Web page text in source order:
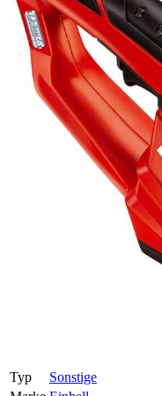
Typ
Sonstige